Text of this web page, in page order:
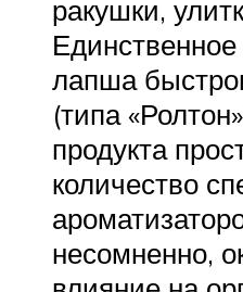
ракушки,
лапша
(типа
продукта
количество
несомненно,